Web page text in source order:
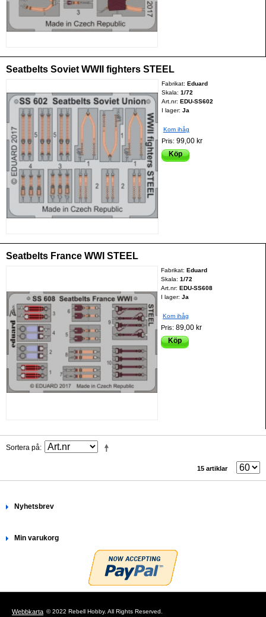
Seatbelts Soviet WWII fighters STEEL
Fabrikat: Eduard
Skala: 1/72
Art.nr: EDU-SS602
I lager: Ja
Kom ihåg
Pris: 99,00 kr
Köp
Seatbelts France WWI STEEL
Fabrikat:Eduard
Skala:1/72
Art.nr:EDU-SS608
I lager: Ja
Kom ihåg
Pris:89,00 kr
Köp
Sortera på
15 artiklar
Nyhetsbrev
Min varukorg
Webbkarta © 2022 Rebell Hobby. All Rights Reserved.